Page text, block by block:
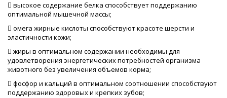
 высокое содержание белка способствует поддержанию
оптимальной мышечной массы;
 омега жирные кислоты способствуют красоте шерсти и
эластичности кожи;
 жиры в оптимальном содержании необходимы для
удовлетворения энергетических потребностей организма
животного без увеличения объемов корма;
 фосфор и кальций в оптимальном соотношении способствуют
поддержанию здоровых и крепких зубов;